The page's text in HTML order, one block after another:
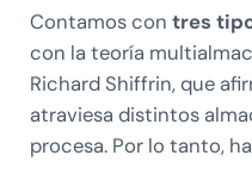
Contamos con tres
con la teoría
Richard Shiffrin, que
atraviesa distintos
procesa. Por lo tanto,